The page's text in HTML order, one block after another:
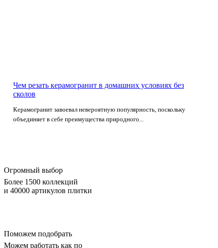
Чем резать керамогранит в домашних условиях без
сколов
Керамогранит завоевал невероятную популярность, поскольку
объединяет в себе преимущества природного...
Огромный выбор
Более 1500 коллекций
и 40000 артикулов плитки
Поможем подобрать
Можем работать как по